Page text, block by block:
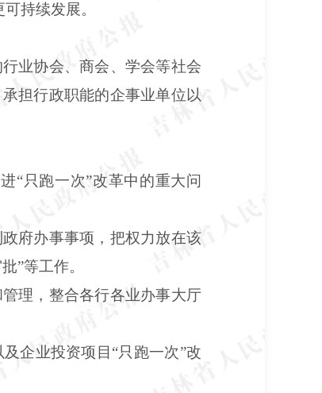
持续发展。
业协会、商会、学会等社会
担行政职能的企事业单位以
“只跑一次”改革中的重大问
府办事事项，把权力放在该
”等工作。
理，整合各行各业办事大厅
企业投资项目“只跑一次”改